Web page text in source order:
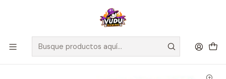
🚀 ¡Despachamos a todo Chile! Envío GRATIS a Regiones sobre
$100.000 y a RM sobre $35.000
Juegos de Mesa Competitivos Piko Piko - Español